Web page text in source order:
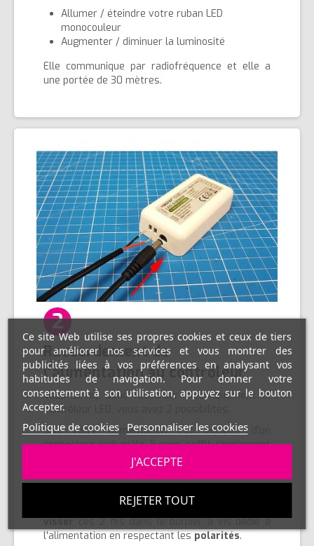
Allumer / éteindre votre ruban LED
monocouleur
Augmenter / diminuer la luminosité
Elle communique par radiofréquence et elle a
une portée de 30 mètres.
2
Raccordement de
l'alimentation au contrôleur
Vous devez donc raccorder électriquement le
contrôleur LED, vous avez 2 possibilités.
Soit votre alimentation est équipée d'un
connecteur jack mâle, il vous suffit simplement
ce connecteur dans la prise
femelle du contrôleur.
Soit votre alimentation a 2 fils dénudés ( un fil +
et un fil - ), dans ce cas vous devez juste venir
visserces 2 fils dans le bornier à vis dédié à
l'alimentation en respectant lespolarités.
Ce site Web utilise ses propres cookies et ceux de tiers
pour améliorer nos services et vous montrer des
publicités liées à vos préférences en analysant vos
habitudes de navigation. Pour donner votre
consentement à son utilisation, appuyez sur le bouton
Accepter.
Politique de cookies Personnaliser les cookies
REJETER TOUT
J'ACCEPTE